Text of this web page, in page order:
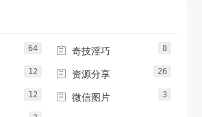
64  奇技淫巧 8
12  资源分享 26
12  微信图片 3